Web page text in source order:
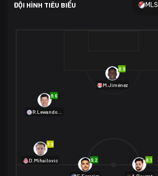
ĐỘI HÌNH TIÊU BIỂU MLS
7.9
D.Mihailovic 8.1
9.6
8.9
M.Jiménez
9.2